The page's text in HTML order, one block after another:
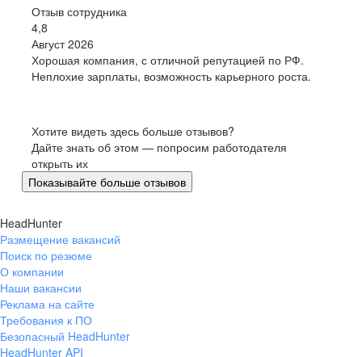
Отзыв сотрудника
4,8
Август 2026
Хорошая компания, с отличной репутацией по РФ.
Неплохие зарплаты, возможность карьерного роста.
Хотите видеть здесь больше отзывов?
Дайте знать об этом — попросим работодателя
открыть их
Показывайте больше отзывов
HeadHunter
Размещение вакансий
Поиск по резюме
О компании
Наши вакансии
Реклама на сайте
Требования к ПО
Безопасный HeadHunter
HeadHunter API